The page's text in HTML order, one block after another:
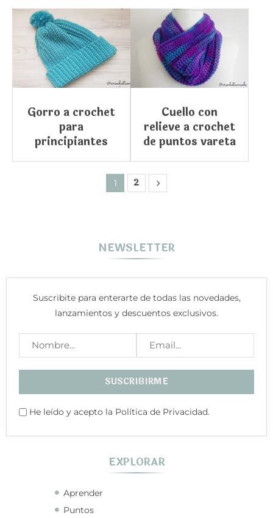
Gorro a crochet
para
principiantes
Cuello con
relieve a crochet
de puntos vareta
1 2
NEWSLETTER
Suscribite para enterarte de todas las novedades,
lanzamientos y descuentos exclusivos.
He leído y acepto la Política de Privacidad.
EXPLORAR
Aprender
Puntos